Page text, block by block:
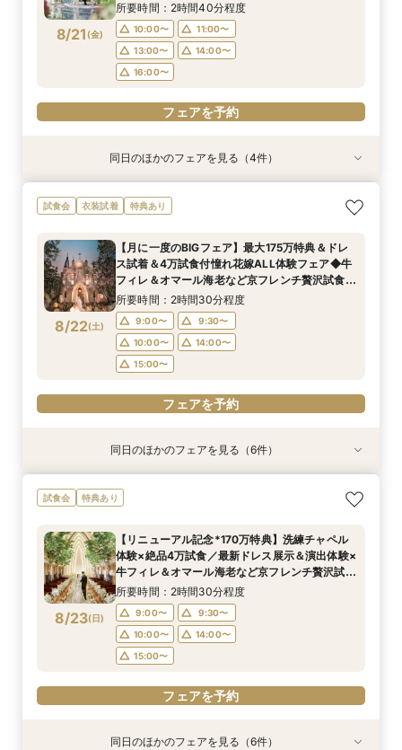
フェアを予約
フェアを予約
フェアを予約
フェアを予約
17:00〜
フェアを予約
8/21 (金)
所要時間：2時間40分程度
10:00〜
11:00〜
13:00〜
14:00〜
16:00〜
フェアを予約
衣装試着 特典あり
8/21(金)
【初めての見学もオススメ】全館見学＆見積もり
相談＆絶品試食付
11:00〜
13:00〜
14:00〜
15:00〜
フェアを予約
衣装試着 特典あり
8/21(金)
【10名58万円◆限定プラン紹介】少人数ウエ
ディング相談フェア
12:00〜
14:00〜
16:00〜
フェアを予約
特典あり
8/21(金)
【ドレス特典付】全館ゆったり見学×挙式体験×
花嫁ドレス診断
11:00〜
13:30〜
15:00〜
17:30〜
フェアを予約
特典あり
8/21(金)
【料理重視のお二人へ】全館開放見学&4万試食
付フェア♪
11:00〜
12:00〜
13:00〜
14:00〜
フェアを予約
同日のほかのフェアを見る（4件）
試食会 衣装試着 特典あり
8/22(土)
【月に一度のBIGフェア】最大175万特典＆ドレ
ス試着＆4万試食付憧れ花嫁ALL体験フェア◆牛
フィレ＆オマール海老など京フレンチ贅沢試食付
＆最新インポートドレス展示付きBIGフェア
所要時間：2時間30分程度
9:00〜
9:30〜
10:00〜
14:00〜
15:00〜
フェアを予約
衣装試着 特典あり
8/22(土)
【マタニティＷ相談会】半年以内ＯＫ＆最大155
万優待付フェア
9:00〜
11:00〜
14:00〜
フェアを予約
衣装試着 特典あり
8/22(土)
【ペットと一緒の結婚式】大切な家族も一緒の結
婚式をご提案
9:00〜
9:30〜
14:00〜
15:00〜
フェアを予約
特典あり
8/22(土)
【家族で挙式＆会食】当館で一番お得な57万円プ
ラン紹介フェア
9:00〜
10:00〜
14:00〜
15:00〜
16:00〜
フェアを予約
衣装試着 特典あり
8/22(土)
【初めての見学も安心】全館見学＆予算相談＆4
万試食付フェア
9:00〜
10:00〜
14:00〜
15:00〜
17:00〜
フェアを予約
衣装試着 特典あり
8/22(土)
【料理重視◎】京フレンチハーフコース試食付
フェア（4万相当）
9:00〜 14:00〜
フェアを予約
衣装試着 特典あり
8/22(土)
【ドレス試着付】憧れのDESTINY LINE★最高峰
ドレス体験付フェア
9:00〜
10:00〜
14:00〜
15:00〜
17:00〜
フェアを予約
同日のほかのフェアを見る（6件）
試食会 特典あり
8/23(日)
【リニューアル記念*170万特典】洗練チャペル
体験×絶品4万試食／最新ドレス展示＆演出体験×
牛フィレ＆オマール海老など京フレンチ贅沢試食
付きBIGブライダルフェア
所要時間：2時間30分程度
9:00〜
9:30〜
10:00〜
14:00〜
15:00〜
フェアを予約
特典あり
衣装試着 特典あり
衣装試着 特典あり
特典あり
衣装試着 特典あり
同日のほかのフェアを見る（6件）